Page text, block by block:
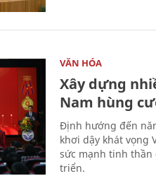
VĂN HÓA
Xây dựng
Nam hùng
Định hướng đến
khơi dậy khát vọng
sức mạnh tinh
triển.